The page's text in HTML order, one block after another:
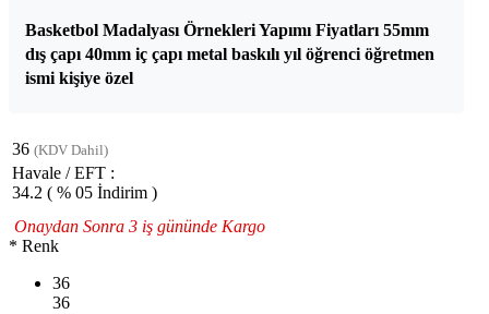
Basketbol Madalyası Örnekleri Yapımı Fiyatları 55mm
dış çapı 40mm iç çapı metal baskılı yıl öğrenci öğretmen
ismi kişiye özel
36 (KDV Dahil)
Havale / EFT :
34.2 ( % 05 İndirim )
Onaydan Sonra 3 iş gününde Kargo
* Renk
36
36